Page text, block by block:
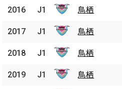
2016 鳥栖
2017 鳥栖
2018 鳥栖
2019 鳥栖
2016 J1 鳥栖
2017 J1 鳥栖
2018 J1 鳥栖
2019 J1 鳥栖